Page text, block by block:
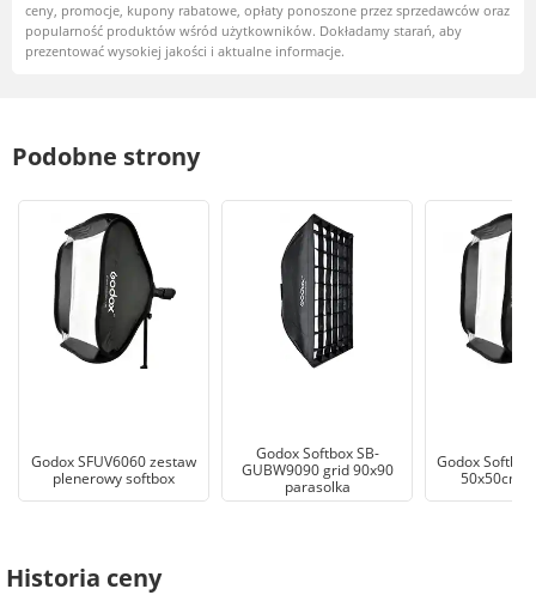
ceny, promocje, kupony rabatowe, opłaty ponoszone przez sprzedawców oraz
popularność produktów wśród użytkowników. Dokładamy starań, aby
prezentować wysokiej jakości i aktualne informacje.
Podobne strony
Godox SFUV6060 zestaw
plenerowy softbox
Godox Softbox SB-
GUBW9090 grid 90x90
parasolka
Godox Softbox
50x50cm
Historia ceny